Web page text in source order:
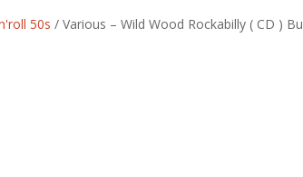
50s / Various – Wild Wood Rockabilly ( CD )